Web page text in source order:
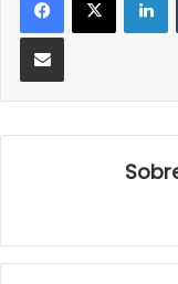
Partilhar Via Email